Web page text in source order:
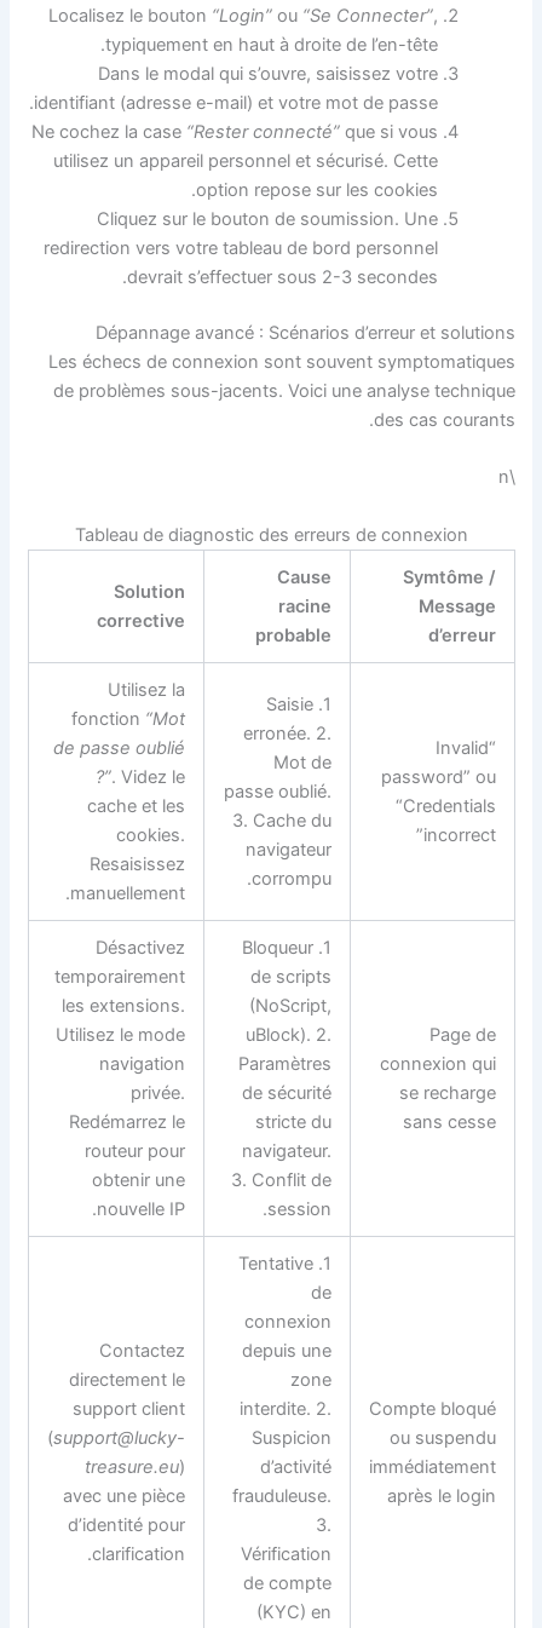
Localisez le bouton “Login”ou “Se Connecter”,
typiquement en haut à droite de l’en-tête.
Dans le modal qui s’ouvre, saisissez votre
identifiant (adresse e-mail) et votre mot de passe.
Ne cochez la case “Rester connecté”que si vous
utilisez un appareil personnel et sécurisé. Cette
option repose sur les cookies.
Cliquez sur le bouton de soumission. Une
redirection vers votre tableau de bord personnel
devrait s’effectuer sous 2-3 secondes.
Dépannage avancé : Scénarios d’erreur et solutions
Les échecs de connexion sont souvent symptomatiques
de problèmes sous-jacents. Voici une analyse technique
des cas courants.
\n
Tableau de diagnostic des erreurs de connexion
Symtôme /
Message
d’erreur
Cause
racine
probable
Solution
corrective
“Invalid
password” ou
“Credentials
incorrect”
1. Saisie
erronée. 2.
Mot de
passe oublié.
3. Cache du
navigateur
corrompu.
Utilisez la
fonction “Mot
de passe oublié
?”. Videz le
cache et les
cookies.
Resaisissez
manuellement.
Page de
connexion qui
se recharge
sans cesse
1. Bloqueur
de scripts
(NoScript,
uBlock). 2.
Paramètres
de sécurité
stricte du
navigateur.
3. Conflit de
session.
Désactivez
temporairement
les extensions.
Utilisez le mode
navigation
privée.
Redémarrez le
routeur pour
obtenir une
nouvelle IP.
Compte bloqué
ou suspendu
immédiatement
après le login
1. Tentative
de
connexion
depuis une
zone
interdite. 2.
Suspicion
d’activité
frauduleuse.
3.
Vérification
de compte
(KYC) en
Contactez
directement le
support client
(support@lucky-
treasure.eu)
avec une pièce
d’identité pour
clarification.